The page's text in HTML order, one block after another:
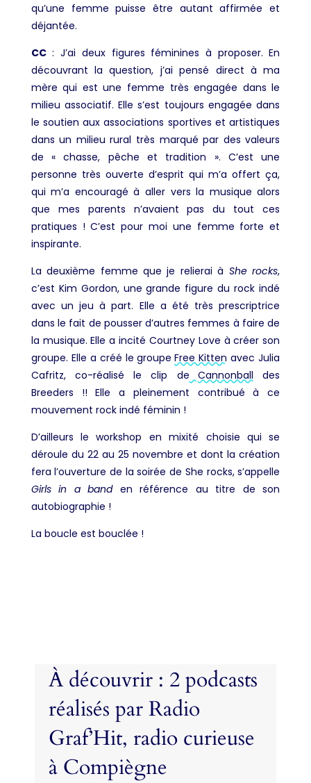
qu’une femme puisse être autant affirmée et
déjantée.
CC:J’ai deux figures féminines à proposer. En
découvrant la question, j’ai pensé direct à ma
mère qui est une femme très engagée dans le
milieu associatif. Elle s’est toujours engagée dans
le soutien aux associations sportives et artistiques
dans un milieu rural très marqué par des valeurs
de « chasse, pêche et tradition ». C’est une
personne très ouverte d’esprit qui m’a offert ça,
qui m’a encouragé à aller vers la musique alors
que mes parents n’avaient pas du tout ces
pratiques ! C’est pour moi une femme forte et
inspirante.
La deuxième femme que je relierai à She rocks,
c’est Kim Gordon, une grande figure du rock indé
avec un jeu à part. Elle a été très prescriptrice
dans le fait de pousser d’autres femmes à faire de
la musique. Elle a incité Courtney Love à créer son
groupe. Elle a créé le groupe Free Kitten avec Julia
Cafritz, co-réalisé le clip de
Cannonball des
Breeders !! Elle a pleinement contribué à ce
mouvement rock indé féminin !
D’ailleurs le workshop en mixité choisie qui se
déroule du 22 au 25 novembre et dont la création
fera l’ouverture de la soirée de She rocks, s’appelle
Girls in a banden référence au titre de son
autobiographie !
La boucle est bouclée !
À découvrir : 2 podcasts
réalisés par Radio
Graf’Hit, radio curieuse
à Compiègne